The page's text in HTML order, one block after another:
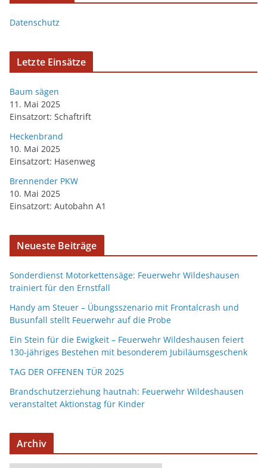
Datenschutz
Letzte Einsätze
Baum sägen
11. Mai 2025
Einsatzort: Schaftrift
Heckenbrand
10. Mai 2025
Einsatzort: Hasenweg
Brennender PKW
10. Mai 2025
Einsatzort: Autobahn A1
Neueste Beiträge
Sonderdienst Motorkettensäge: Feuerwehr Wildeshausen
trainiert für den Ernstfall
Handy am Steuer – Übungsszenario mit Frontalcrash und
Busunfall stellt Feuerwehr auf die Probe
Ein Stein für die Ewigkeit – Feuerwehr Wildeshausen feiert
130-jähriges Bestehen mit besonderem Jubiläumsgeschenk
TAG DER OFFENEN TÜR 2025
Brandschutzerziehung hautnah: Feuerwehr Wildeshausen
veranstaltet Aktionstag für Kinder
Archiv